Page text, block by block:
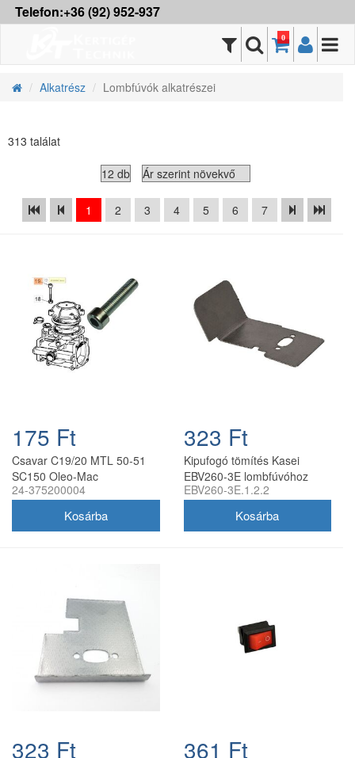
Telefon:+36 (92) 952-937
0
Alkatrész Lombfúvók alkatrészei
313 találat
1 2 3 4 5 6 7
175 Ft
Csavar C19/20 MTL 50-51
SC150 Oleo-Mac
lombfúvóhoz
24-375200004
323 Ft
Kipufogó tömítés Kasei
EBV260-3E lombfúvóhoz
EBV260-3E.1.2.2
323 Ft 361 Ft